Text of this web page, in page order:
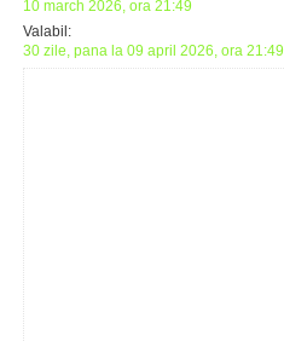
10 march 2026, ora 21:49
Valabil:
30 zile, pana la 09 april 2026, ora 21:49